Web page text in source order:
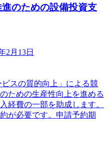
のための設備投資支
2月13日
スの質的向上」による競
ための生産性向上を進める
経費の一部を助成します。
が必要です。申請予約期